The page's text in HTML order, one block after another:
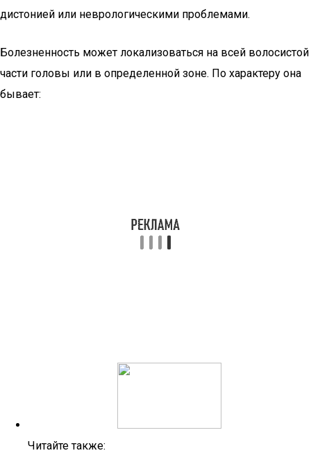
дистонией или неврологическими проблемами.
Болезненность может локализоваться на всей волосистой
части головы или в определенной зоне. По характеру она
бывает:
Читайте также: